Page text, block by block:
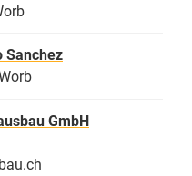
Sanchez
GmbH